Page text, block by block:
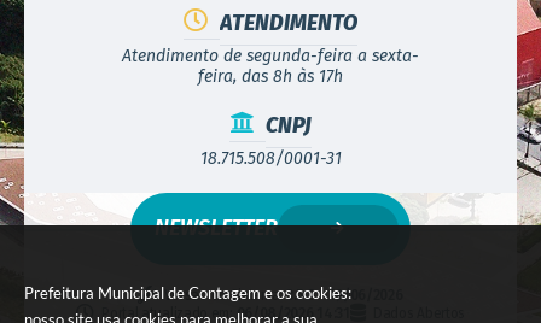
Prefeitura Municipal de Contagem e os cookies:
ATENDIMENTO
Atendimento de segunda-feira a sexta-
feira, das 8h às 17h
CNPJ
18.715.508/0001-31
Versão do Sistema:3.5.3 - 19/06/2026
Portal atualizado em:06/08/2026 14:31
NEWSLETTER